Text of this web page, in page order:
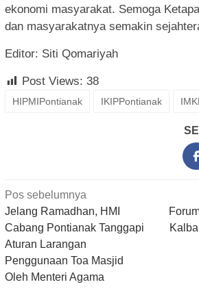
ekonomi masyarakat. Semoga
dan masyarakatnya semakin
Editor: Siti Qomariyah
Post Views: 38
HIPMIPontianak IKIPPontianak
Navigasi
pos
Pos sebelumnya
Jelang Ramadhan, HMI
Cabang Pontianak Tanggapi
Aturan Larangan
Penggunaan Toa Masjid
Oleh Menteri Agama